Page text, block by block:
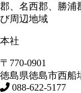
郡、名西郡、勝浦
び周辺地域
本社
〒770-0901
徳島県徳島市西船
088-622-5177